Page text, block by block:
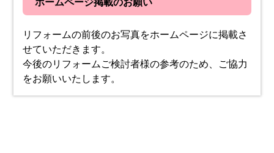
ホームページ掲載のお願い
リフォームの前後のお写真をホームページに掲載さ
せていただきます。
今後のリフォームご検討者様の参考のため、ご協力
をお願いいたします。